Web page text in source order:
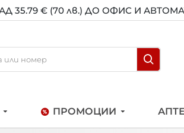
35.79 € (70 лв.) ДО ОФИС И
ПРОМОЦИИ